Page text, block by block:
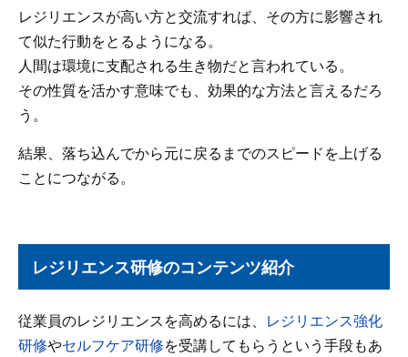
レジリエンスが高い方と交流すれば、その方に影響され
て似た行動をとるようになる。
人間は環境に支配される生き物だと言われている。
その性質を活かす意味でも、効果的な方法と言えるだろ
う。
結果、落ち込んでから元に戻るまでのスピードを上げる
ことにつながる。
レジリエンス研修のコンテンツ紹介
従業員のレジリエンスを高めるには、 レジリエンス強化
研修やセルフケア研修を受講してもらうという手段もあ